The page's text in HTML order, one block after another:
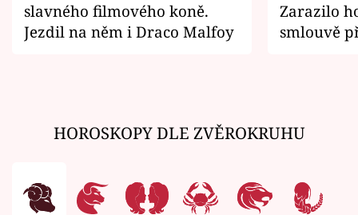
slavného filmového koně.
Jezdil na něm i Draco Malfoy
Zarazilo
smlouvě
HOROSKOPY DLE ZVĚROKRUHU